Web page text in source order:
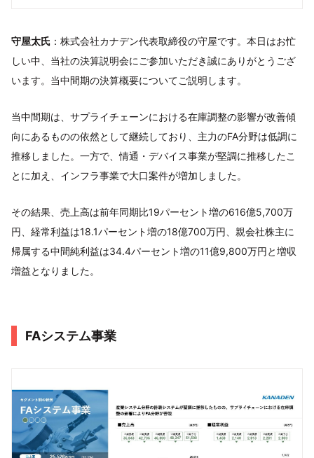
守屋太氏 ：株式会社カナデン代表取締役の守屋です。本日はお忙
しい中、当社の決算説明会にご参加いただき誠にありがとうござ
います。当中間期の決算概要についてご説明します。
当中間期は、サプライチェーンにおける在庫調整の影響が改善傾
向にあるものの依然として継続しており、主力のFA分野は低調に
推移しました。一方で、情通・デバイス事業が堅調に推移したこ
とに加え、インフラ事業で大口案件が増加しました。
その結果、売上高は前年同期比19パーセント増の616億5,700万
円、経常利益は18.1パーセント増の18億700万円、親会社株主に
帰属する中間純利益は34.4パーセント増の11億9,800万円と増収
増益となりました。
FAシステム事業